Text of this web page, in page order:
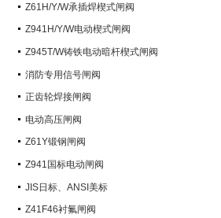
Z61H/Y/W承插焊楔式闸阀
Z941H/Y/W电动楔式闸阀
Z945T/W铸铁电动暗杆楔式闸阀
消防专用信号闸阀
正齿轮焊接闸阀
电动高压闸阀
Z61Y锻钢闸阀
Z941国标电动闸阀
JIS日标、ANSI美标
Z41F46衬氟闸阀